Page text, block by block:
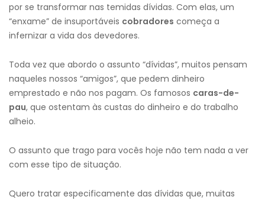
por se transformar nas temidas dívidas. Com elas, um
“enxame” de insuportáveis cobradores começa a
infernizar a vida dos devedores.
Toda vez que abordo o assunto “dívidas”, muitos pensam
naqueles nossos “amigos”, que pedem dinheiro
emprestado e não nos pagam. Os famosos caras-de-
pau, que ostentam às custas do dinheiro e do trabalho
alheio.
O assunto que trago para vocês hoje não tem nada a ver
com esse tipo de situação.
Quero tratar especificamente das dívidas que, muitas